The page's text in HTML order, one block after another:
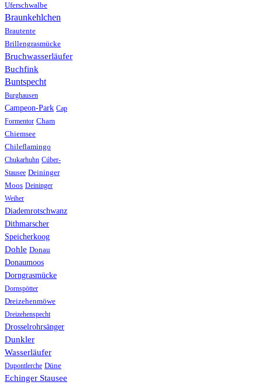
Uferschwalbe
Braunkehlchen
Brautente
Brillengrasmücke
Bruchwasserläufer
Buchfink
Buntspecht
Burghausen
Campeon-Park Cap
Formentor Cham
Chiemsee
Chileflamingo
Chukarhuhn Cúber-
Stausee Deininger
Moos Deininger
Weiher
Diademrotschwanz
Dithmarscher
Speicherkoog
Dohle Donau
Donaumoos
Dorngrasmücke
Dornspötter
Dreizehenmöwe
Dreizehenspecht
Drosselrohrsänger
Dunkler
Wasserläufer
Dupontlerche Düne
Echinger Stausee